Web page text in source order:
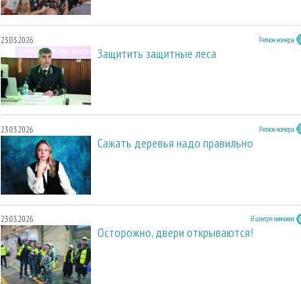
23.03.2026 Регион номера
Защитить защитные леса
23.03.2026 Регион номера
Сажать деревья надо правильно
23.03.2026 В центре внимания
Осторожно, двери открываются!